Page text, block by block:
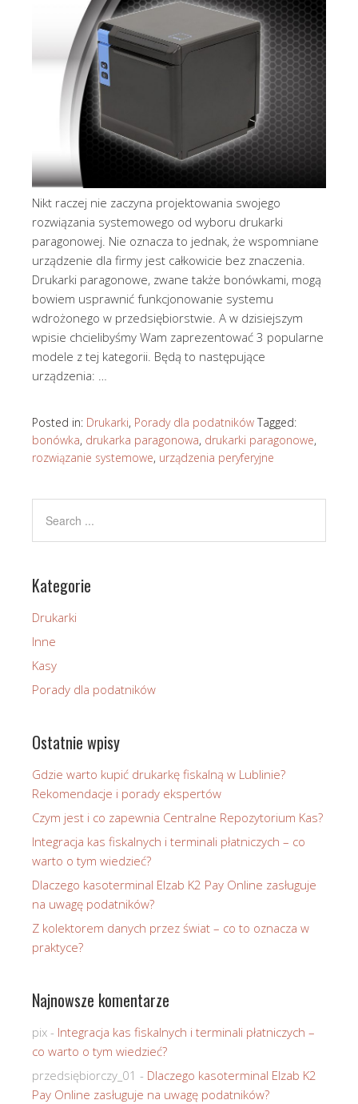
Nikt raczej nie zaczyna projektowania swojego
rozwiązania systemowego od wyboru drukarki
paragonowej. Nie oznacza to jednak, że wspomniane
urządzenie dla firmy jest całkowicie bez znaczenia.
Drukarki paragonowe, zwane także bonówkami, mogą
bowiem usprawnić funkcjonowanie systemu
wdrożonego w przedsiębiorstwie. A w dzisiejszym
wpisie chcielibyśmy Wam zaprezentować 3 popularne
modele z tej kategorii. Będą to następujące
urządzenia: …
Posted in: Drukarki, Porady dla podatników Tagged:
bonówka, drukarka paragonowa, drukarki paragonowe,
rozwiązanie systemowe, urządzenia peryferyjne
Kategorie
Drukarki
Inne
Kasy
Porady dla podatników
Ostatnie wpisy
Gdzie warto kupić drukarkę fiskalną w Lublinie?
Rekomendacje i porady ekspertów
Czym jest i co zapewnia Centralne Repozytorium Kas?
Integracja kas fiskalnych i terminali płatniczych – co
warto o tym wiedzieć?
Dlaczego kasoterminal Elzab K2 Pay Online zasługuje
na uwagę podatników?
Z kolektorem danych przez świat – co to oznacza w
praktyce?
Najnowsze komentarze
pix - Integracja kas fiskalnych i terminali płatniczych –
co warto o tym wiedzieć?
przedsiębiorczy_01 - Dlaczego kasoterminal Elzab K2
Pay Online zasługuje na uwagę podatników?